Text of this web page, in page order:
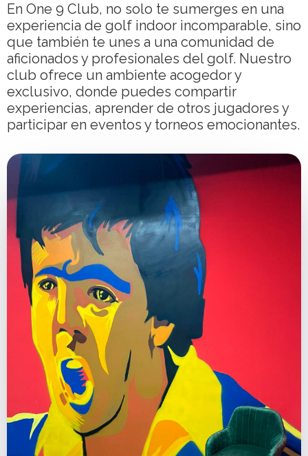
En One 9 Club, no solo te sumerges en una
experiencia de golf indoor incomparable, sino
que también te unes a una comunidad de
aficionados y profesionales del golf. Nuestro
club ofrece un ambiente acogedor y
exclusivo, donde puedes compartir
experiencias, aprender de otros jugadores y
participar en eventos y torneos emocionantes.